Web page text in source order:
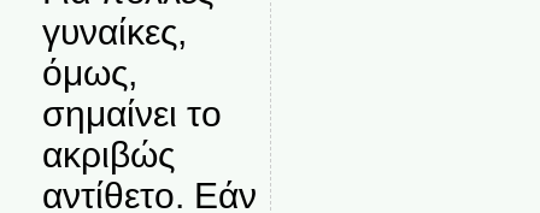
γυναίκες,
όμως,
σημαίνει το
ακριβώς
αντίθετο. Εάν